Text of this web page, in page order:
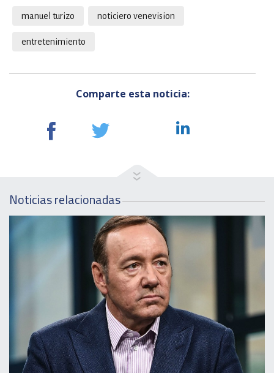
manuel turizo noticiero venevision
entretenimiento
Comparte esta noticia:
Noticias relacionadas